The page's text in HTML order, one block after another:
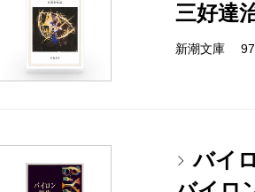
三好達
新潮文庫
バイ